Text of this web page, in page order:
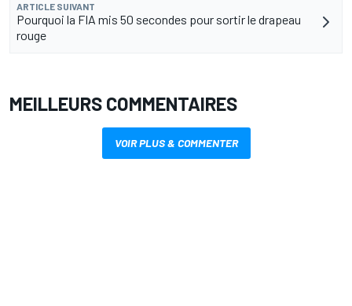
ARTICLE SUIVANT
Pourquoi la FIA mis 50 secondes pour sortir le drapeau
rouge
MEILLEURS COMMENTAIRES
VOIR PLUS & COMMENTER